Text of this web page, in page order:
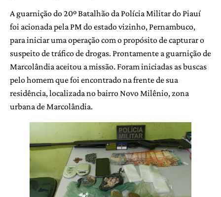
A guarnição do 20º Batalhão da Polícia Militar do Piauí
foi acionada pela PM do estado vizinho, Pernambuco,
para iniciar uma operação com o propósito de capturar o
suspeito de tráfico de drogas. Prontamente a guarnição de
Marcolândia aceitou a missão. Foram iniciadas as buscas
pelo homem que foi encontrado na frente de sua
residência, localizada no bairro Novo Milênio, zona
urbana de Marcolândia.